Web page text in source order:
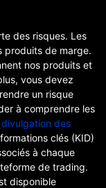
des risques. Les
produits de marge.
nos produits et
vous devez
un risque
à comprendre les
divulgation des
clés (KID)
à chaque
de trading.
disponible